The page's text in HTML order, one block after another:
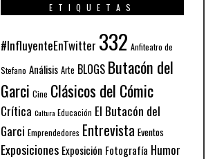
ETIQUETAS
#InfluyenteEnTwitter 332 Anfiteatro de
Stefano Análisis Arte BLOGS Butacón del
Garci Cine Clásicos del Cómic
Crítica Cultura Educación El Butacón del
Garci Emprendedores Entrevista Eventos
Exposiciones Exposición Fotografía Humor